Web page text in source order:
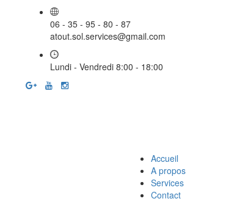
06 - 35 - 95 - 80 - 87
atout.sol.services@gmail.com
Lundi - Vendredi 8:00 - 18:00
Accueil
A propos
Services
Contact